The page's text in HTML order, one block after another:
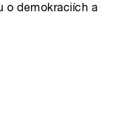
o demokraciích a